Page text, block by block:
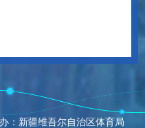
：新疆维吾尔自治区体育局